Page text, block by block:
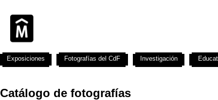
Catálogo de fotografías
Exposiciones Fotografías del CdF Investigación